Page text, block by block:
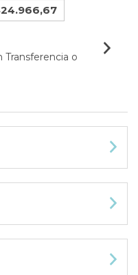
Transferencia o